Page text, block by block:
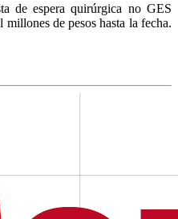
de espera quirúrgica no GES
de pesos hasta la fecha.